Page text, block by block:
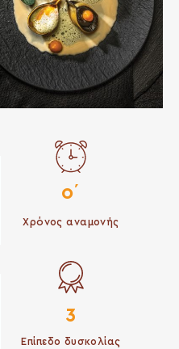
0΄
Χρόνος αναμονής
3
Επίπεδο δυσκολίας